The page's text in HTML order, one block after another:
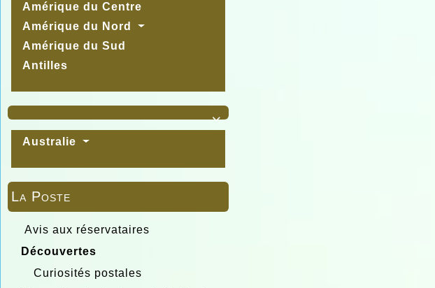
Amérique du Centre
Amérique du Nord
Amérique du Sud
Antilles

Australie
La Poste
Avis aux réservataires
Découvertes
Curiosités postales